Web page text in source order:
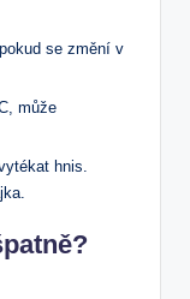
se změní v
může
hnis.